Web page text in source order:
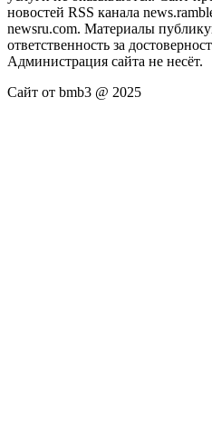
новостей RSS канала
newsru.com. Материалы
ответственность за
Администрация сайта не несёт.
Сайт от bmb3 @ 2025